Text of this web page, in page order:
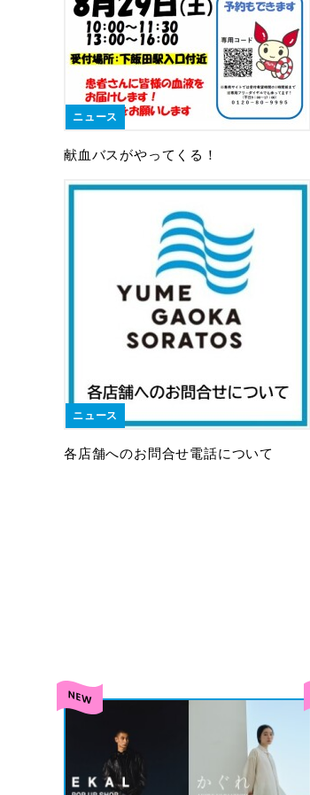
ニュース
献血バスがやってくる！
ニュース
各店舗へのお問合せ電話について